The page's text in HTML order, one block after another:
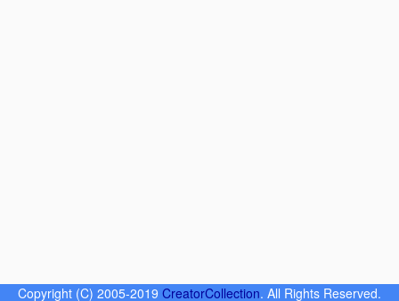
Copyright (C) 2005-2019 CreatorCollection. All Rights Reserved.